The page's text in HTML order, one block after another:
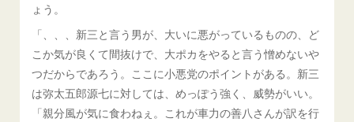
ょう。
「、、、新三と言う男が、大いに悪がっているものの、ど
こか気が良くて間抜けで、大ポカをやると言う憎めないや
つだからであろう。ここに小悪党のポイントがある。新三
は弥太五郎源七に対しては、めっぽう強く、威勢がいい。
「親分風が気に食わねぇ。これが車力の善八さんが訳を行